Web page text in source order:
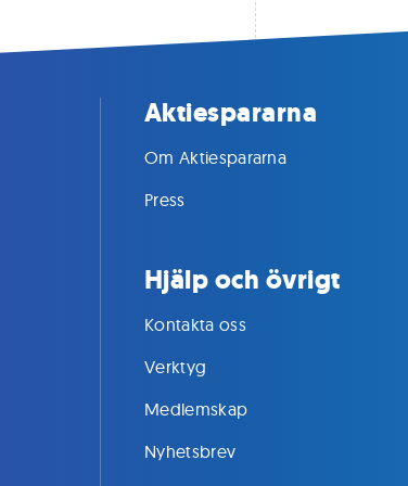
Aktiespararna
Om Aktiespararna
Press
Hjälp och övrigt
Kontakta oss
Verktyg
Medlemskap
Nyhetsbrev